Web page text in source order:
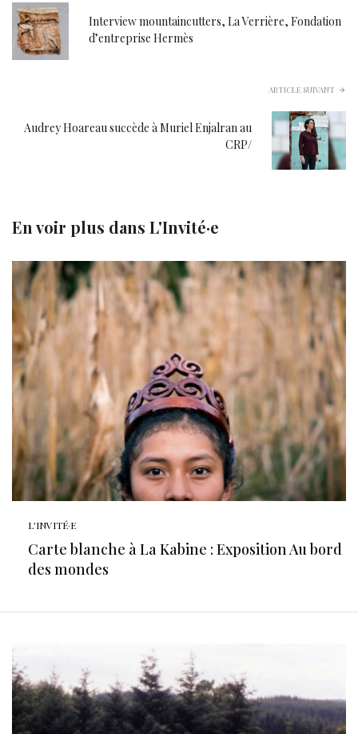
Interview mountaincutters, La Verrière, Fondation
d’entreprise Hermès
ARTICLE SUIVANT
Audrey Hoareau succède à Muriel Enjalran au
CRP/
En voir plus dans L'Invité·e
L'INVITÉ·E
Carte blanche à La Kabine : Exposition Au bord
des mondes